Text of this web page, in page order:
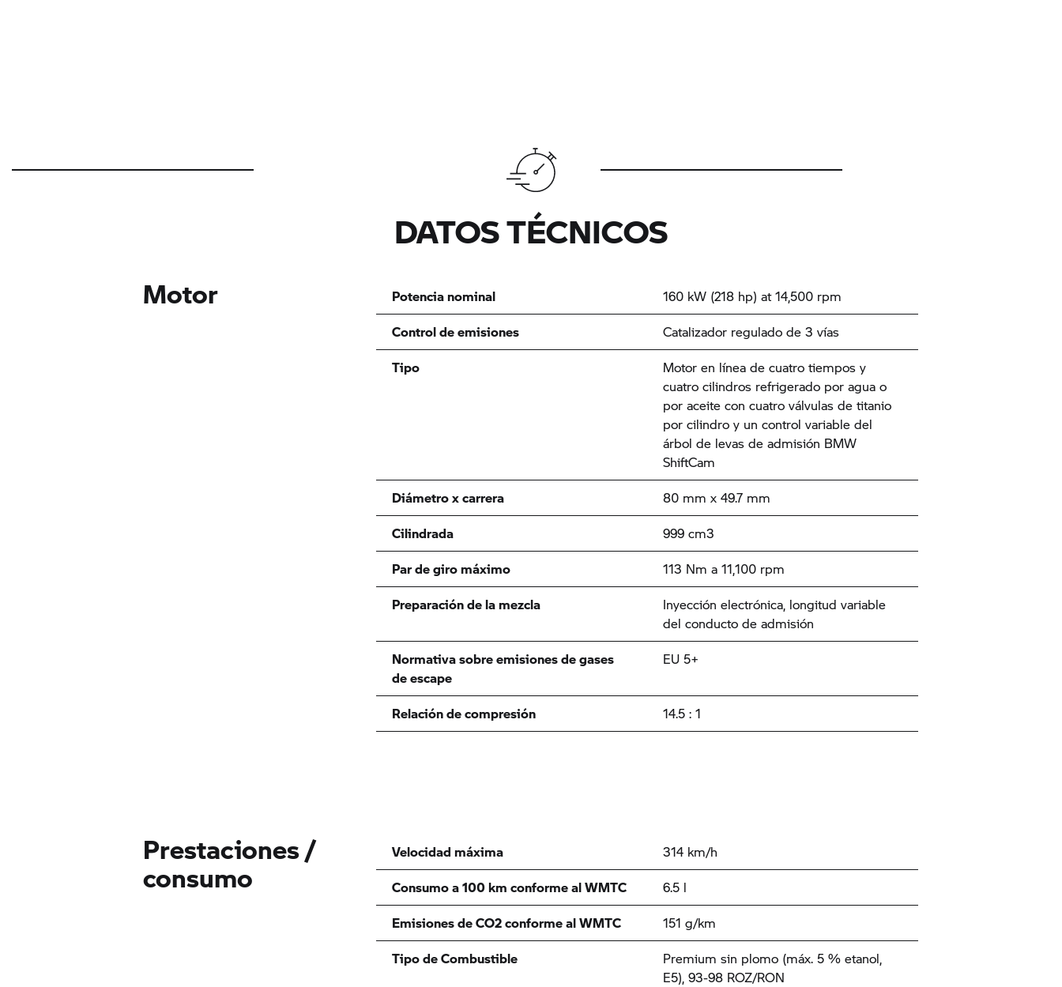
DATOS TÉCNICOS
Motor Potencia nominal
160 kW (218 hp) at 14,500 rpm
Control de emisiones
Catalizador regulado de 3 vías
Tipo
Motor en línea de cuatro tiempos y
cuatro cilindros refrigerado por agua o
por aceite con cuatro válvulas de titanio
por cilindro y un control variable del
árbol de levas de admisión BMW
ShiftCam
Diámetro x carrera
80 mm x 49.7 mm
Cilindrada
999 cm3
Par de giro máximo
113 Nm a 11,100 rpm
Preparación de la mezcla
Inyección electrónica, longitud variable
del conducto de admisión
Normativa sobre emisiones de gases
de escape
EU 5+
Relación de compresión 14.5 : 1
Prestaciones /
consumo
Velocidad máxima
314 km/h
Consumo a 100 km conforme al WMTC
6.5 l
Emisiones de CO2 conforme al WMTC
151 g/km
Tipo de Combustible
Premium sin plomo (máx. 5 % etanol,
E5), 93-98 ROZ/RON